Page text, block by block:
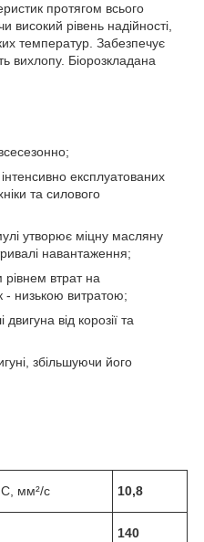
протягом всього
високий рівень надійності,
температур. Забезпечує
вихлопу. Біорозкладана
експлуатованих
та силового
утворює міцну масляну
навантаження;
рівнем втрат на
- низькою витратою;
від корозії та
збільшуючи його
мм²/с 10,8
140